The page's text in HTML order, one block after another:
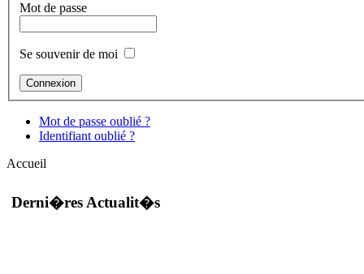
Mot de passe
Se souvenir de moi
Mot de passe oublié ?
Identifiant oublié ?
Accueil
Derni�res Actualit�s